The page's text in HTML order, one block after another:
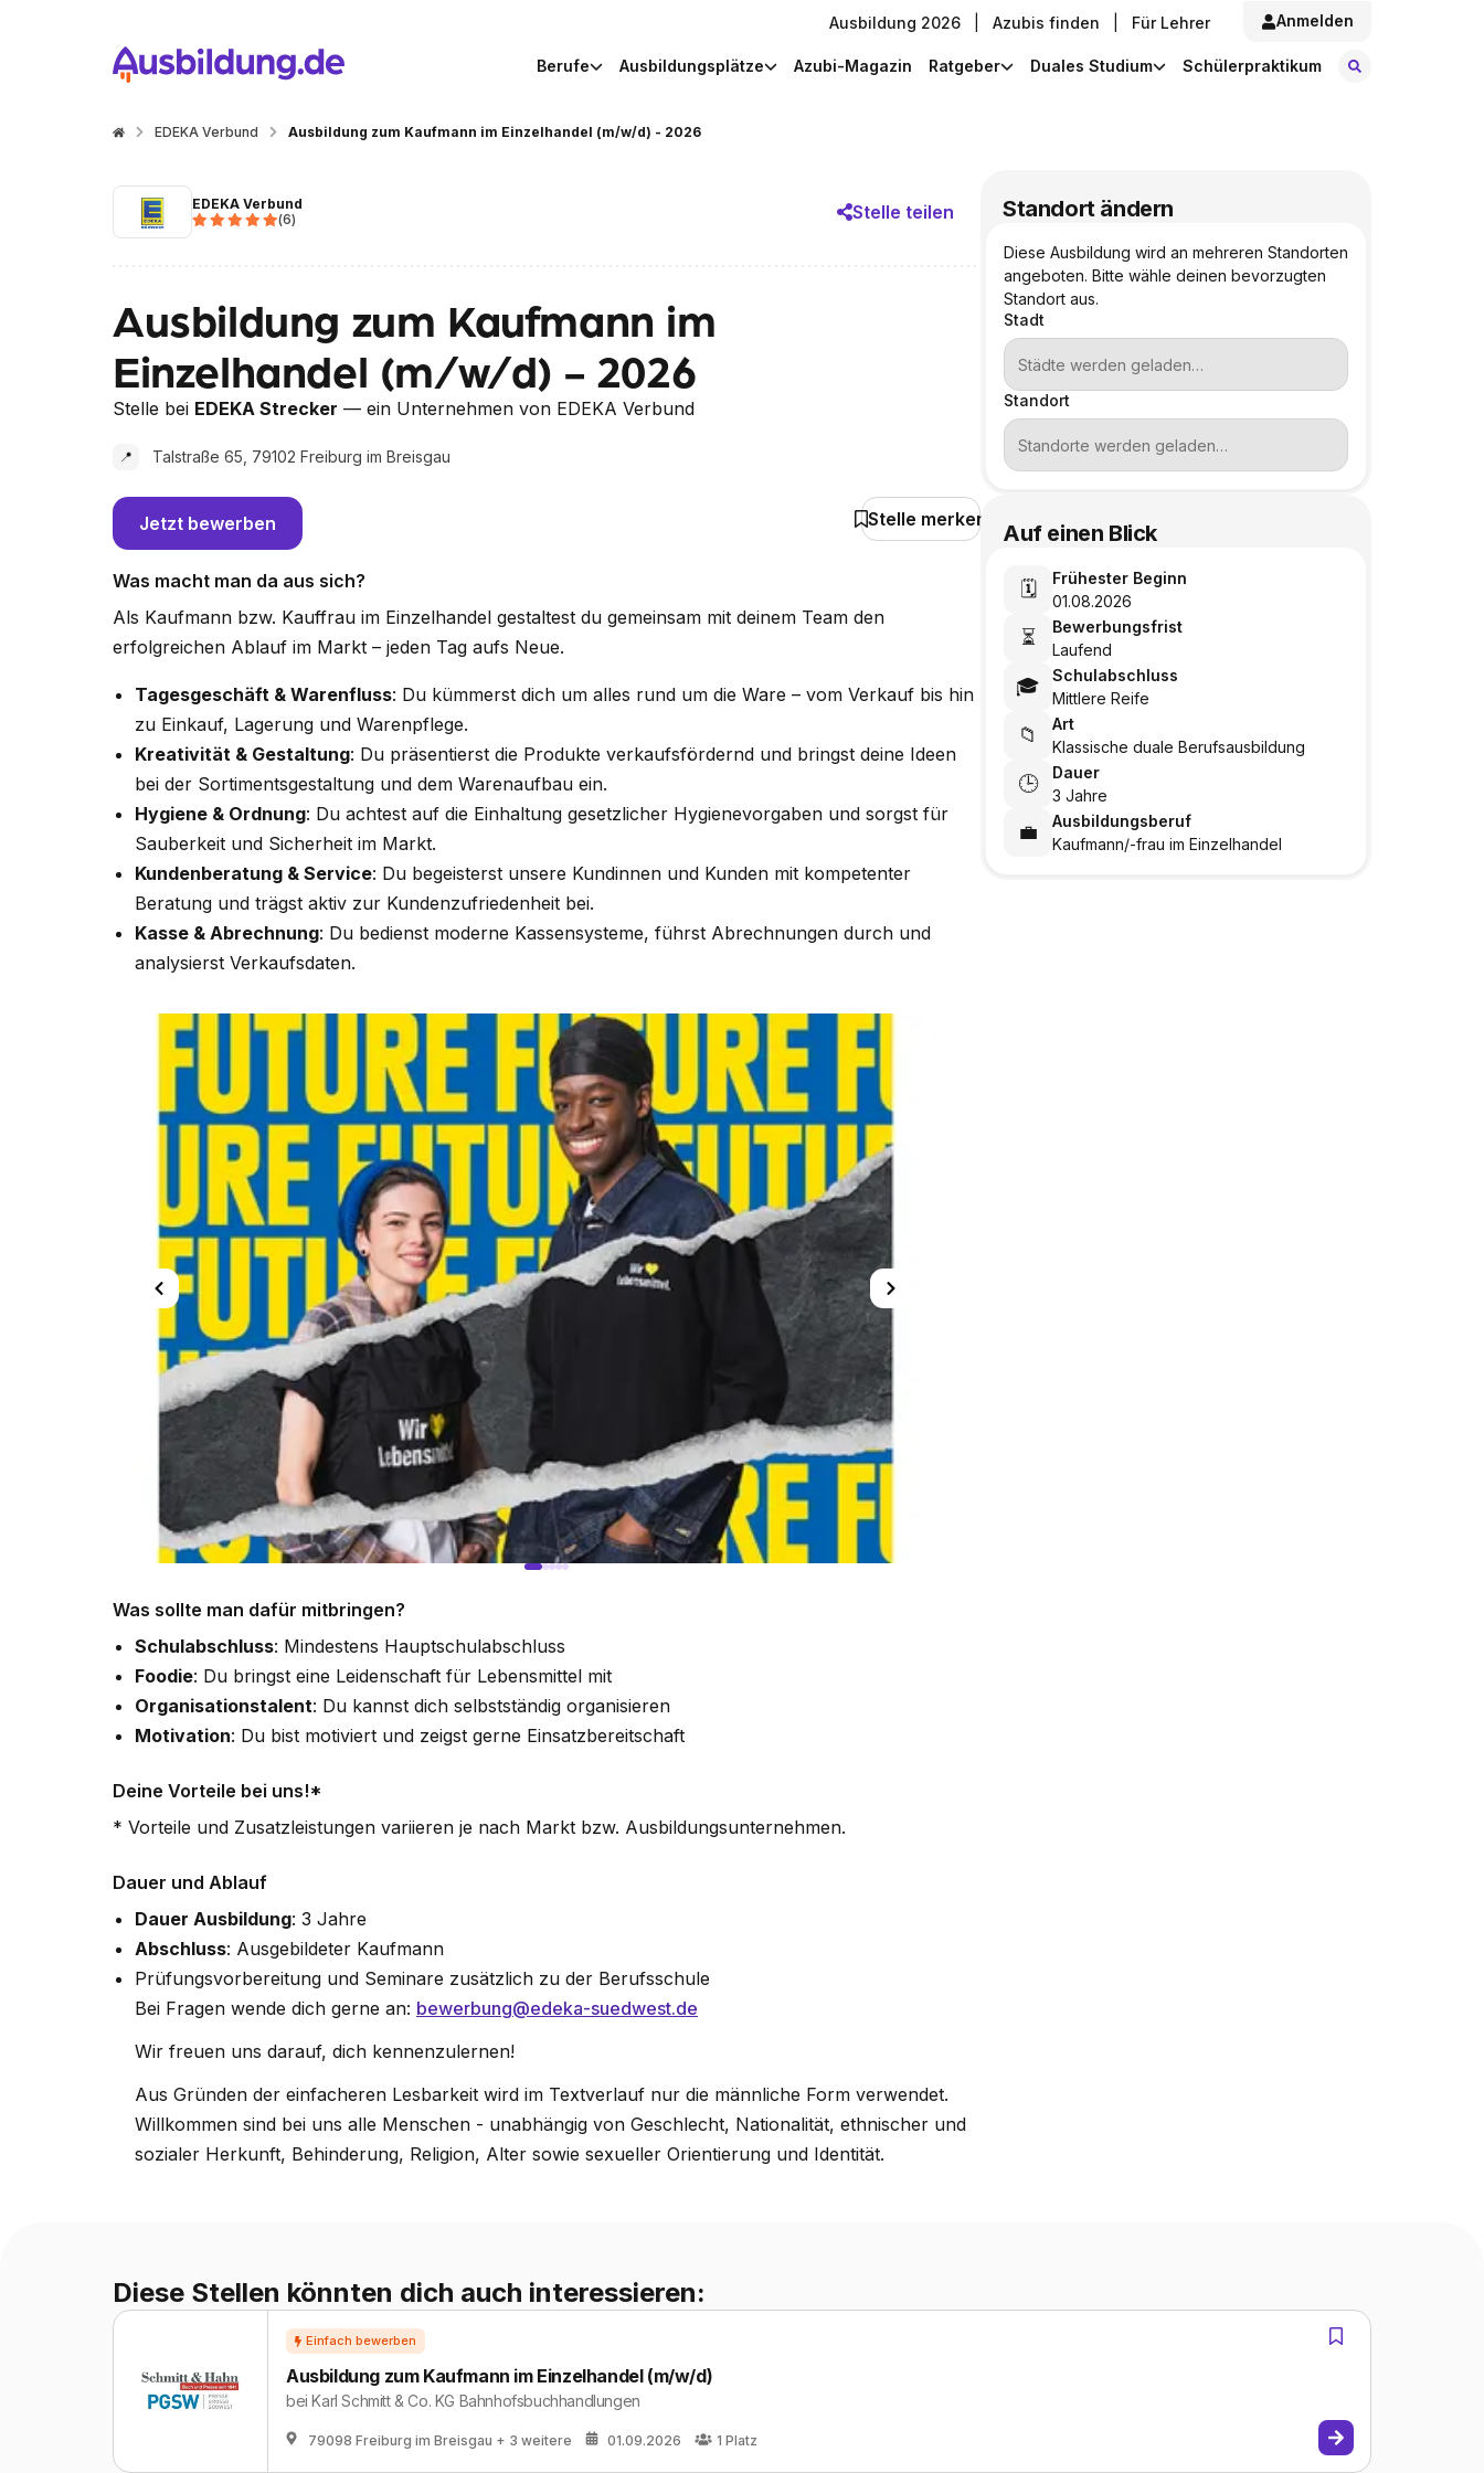
Ausbildung 2026 Azubis finden Für Lehrer Anmelden
Berufe Ausbildungsplätze Azubi-Magazin Ratgeber Duales Studium Schülerpraktikum
EDEKA Verbund Ausbildung zum Kaufmann im Einzelhandel (m/w/d) - 2026
EDEKA Verbund
(6) Stelle teilen
Ausbildung zum Kaufmann im
Einzelhandel (m/w/d) - 2026
Stelle bei EDEKA Strecker — ein Unternehmen von EDEKA Verbund
📍 Talstraße 65, 79102 Freiburg im Breisgau
Jetzt bewerben Stelle merken
Was macht man da aus sich?
Als Kaufmann bzw. Kauffrau im Einzelhandel gestaltest du gemeinsam mit deinem Team den
erfolgreichen Ablauf im Markt – jeden Tag aufs Neue.
Tagesgeschäft & Warenfluss: Du kümmerst dich um alles rund um die Ware – vom Verkauf bis hin
zu Einkauf, Lagerung und Warenpflege.
Kreativität & Gestaltung: Du präsentierst die Produkte verkaufsfördernd und bringst deine Ideen
bei der Sortimentsgestaltung und dem Warenaufbau ein.
Hygiene & Ordnung: Du achtest auf die Einhaltung gesetzlicher Hygienevorgaben und sorgst für
Sauberkeit und Sicherheit im Markt.
Kundenberatung & Service: Du begeisterst unsere Kundinnen und Kunden mit kompetenter
Beratung und trägst aktiv zur Kundenzufriedenheit bei.
Kasse & Abrechnung: Du bedienst moderne Kassensysteme, führst Abrechnungen durch und
analysierst Verkaufsdaten.
Was sollte man dafür mitbringen?
Schulabschluss: Mindestens Hauptschulabschluss
Foodie: Du bringst eine Leidenschaft für Lebensmittel mit
Organisationstalent: Du kannst dich selbstständig organisieren
Motivation: Du bist motiviert und zeigst gerne Einsatzbereitschaft
Deine Vorteile bei uns!*
* Vorteile und Zusatzleistungen variieren je nach Markt bzw. Ausbildungsunternehmen.
Dauer und Ablauf
Dauer Ausbildung: 3 Jahre
Abschluss: Ausgebildeter Kaufmann
Prüfungsvorbereitung und Seminare zusätzlich zu der Berufsschule
Bei Fragen wende dich gerne an: bewerbung@edeka-suedwest.de
Wir freuen uns darauf, dich kennenzulernen!
Aus Gründen der einfacheren Lesbarkeit wird im Textverlauf nur die männliche Form verwendet.
Willkommen sind bei uns alle Menschen - unabhängig von Geschlecht, Nationalität, ethnischer und
sozialer Herkunft, Behinderung, Religion, Alter sowie sexueller Orientierung und Identität.
Standort ändern
Diese Ausbildung wird an mehreren Standorten
angeboten. Bitte wähle deinen bevorzugten
Standort aus.
Stadt
Standort
Auf einen Blick
🗓️
Frühester Beginn
01.08.2026
⏳
Bewerbungsfrist
Laufend
🎓
Schulabschluss
Mittlere Reife
📁
Art
Klassische duale Berufsausbildung
🕒
Dauer
3 Jahre
💼
Ausbildungsberuf
Kaufmann/-frau im Einzelhandel
Diese Stellen könnten dich auch interessieren:
Ausbildung zum Kaufmann im Einzelhandel (m/w/d)
beiKarl Schmitt & Co. KG Bahnhofsbuchhandlungen
79098 Freiburg im Breisgau + 3 weitere 01.09.2026 1 Platz